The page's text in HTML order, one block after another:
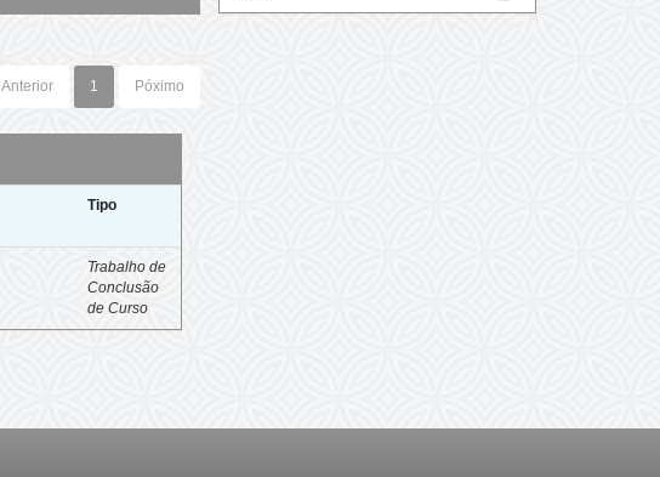
Anterior 1 Póximo
Tipo
Trabalho de
Conclusão
de Curso